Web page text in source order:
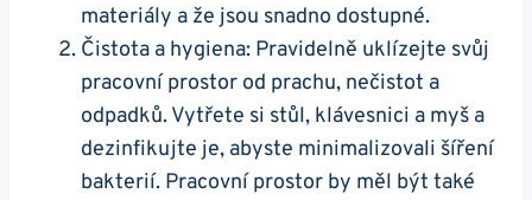
materiály a že jsou snadno dostupné.
Čistota a hygiena: Pravidelně uklízejte svůj
pracovní prostor od prachu, nečistot a
odpadků. Vytřete si stůl, klávesnici a myš a
dezinfikujte je, abyste minimalizovali šíření
bakterií. Pracovní prostor by měl být také